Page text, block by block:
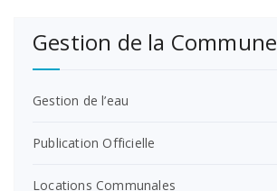
Gestion de la Commune
Gestion de l’eau
Publication Officielle
Locations Communales